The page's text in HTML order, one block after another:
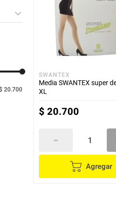
20.700
SWANTEX
Media SWANTEX super
XL
$ 20.700
Agregar
Mantequilla